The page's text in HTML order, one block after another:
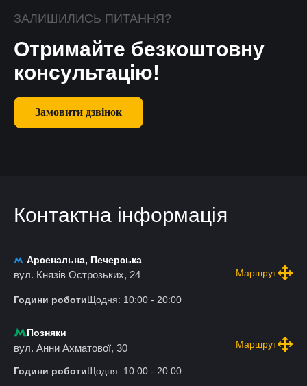
ЗАЛИШИЛИСЬ ПИТАННЯ?
Отримайте безкоштовну
консультацію!
Замовити дзвінок
Контактна інформація
Арсенальна, Печерська
вул. Князів Острозьких, 24 Маршрут
Години роботиЩодня: 10:00 - 20:00
Позняки
вул. Анни Ахматової, 30 Маршрут
Години роботиЩодня: 10:00 - 20:00